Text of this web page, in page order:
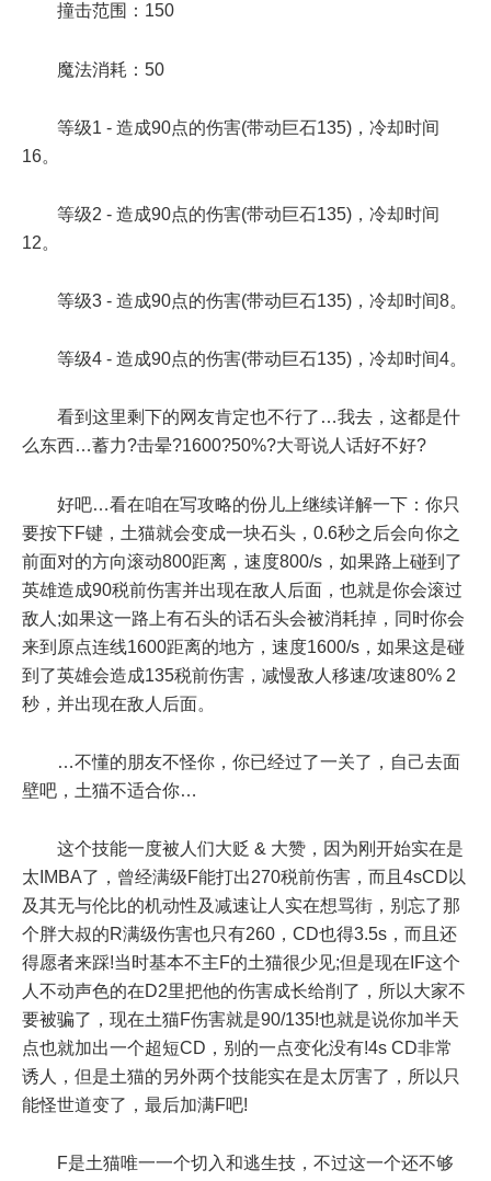
撞击范围：150
魔法消耗：50
等级1 - 造成90点的伤害(带动巨石135)，冷却时间
16。
等级2 - 造成90点的伤害(带动巨石135)，冷却时间
12。
等级3 - 造成90点的伤害(带动巨石135)，冷却时间8。
等级4 - 造成90点的伤害(带动巨石135)，冷却时间4。
看到这里剩下的网友肯定也不行了…我去，这都是什
么东西…蓄力?击晕?1600?50%?大哥说人话好不好?
好吧…看在咱在写攻略的份儿上继续详解一下：你只
要按下F键，土猫就会变成一块石头，0.6秒之后会向你之
前面对的方向滚动800距离，速度800/s，如果路上碰到了
英雄造成90税前伤害并出现在敌人后面，也就是你会滚过
敌人;如果这一路上有石头的话石头会被消耗掉，同时你会
来到原点连线1600距离的地方，速度1600/s，如果这是碰
到了英雄会造成135税前伤害，减慢敌人移速/攻速80% 2
秒，并出现在敌人后面。
…不懂的朋友不怪你，你已经过了一关了，自己去面
壁吧，土猫不适合你…
这个技能一度被人们大贬 & 大赞，因为刚开始实在是
太IMBA了，曾经满级F能打出270税前伤害，而且4sCD以
及其无与伦比的机动性及减速让人实在想骂街，别忘了那
个胖大叔的R满级伤害也只有260，CD也得3.5s，而且还
得愿者来踩!当时基本不主F的土猫很少见;但是现在IF这个
人不动声色的在D2里把他的伤害成长给削了，所以大家不
要被骗了，现在土猫F伤害就是90/135!也就是说你加半天
点也就加出一个超短CD，别的一点变化没有!4s CD非常
诱人，但是土猫的另外两个技能实在是太厉害了，所以只
能怪世道变了，最后加满F吧!
F是土猫唯一一个切入和逃生技，不过这一个还不够